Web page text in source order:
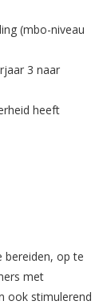
(mbo-niveau
3 naar
heeft
bereiden, op te
met
ook stimulerend